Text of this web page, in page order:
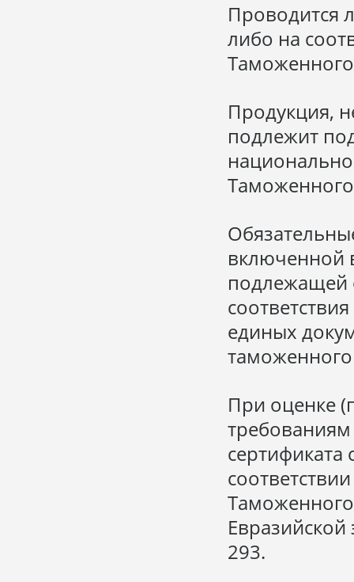
Проводится
либо на
Продукция,
подлежит
включенной
подлежащей
единых
При оценке
сертификата
293.